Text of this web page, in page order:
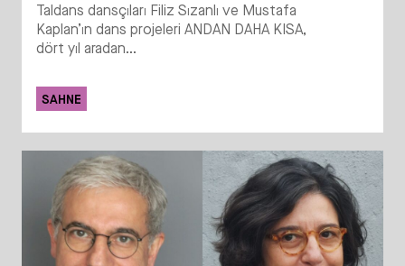
Taldans dansçıları Filiz Sızanlı ve Mustafa
Kaplan’ın dans projeleri ANDAN DAHA KISA,
dört yıl aradan...
SAHNE